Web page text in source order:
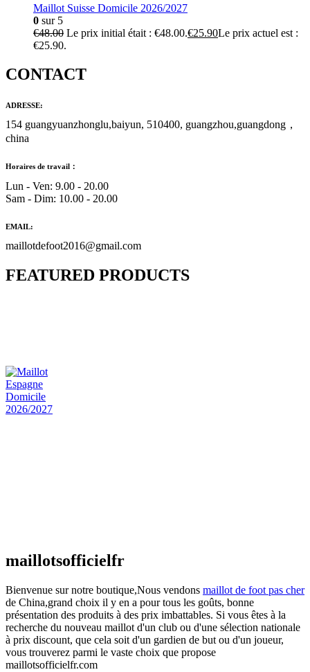
Maillot Suisse Domicile 2026/2027
0 sur 5
€48.00 Le prix initial était : €48.00.€25.90Le prix actuel est :
€25.90.
CONTACT
ADRESSE:
154 guangyuanzhonglu,baiyun, 510400, guangzhou,guangdong，
china
Horaires de travail：
Lun - Ven: 9.00 - 20.00
Sam - Dim: 10.00 - 20.00
EMAIL:
maillotdefoot2016@gmail.com
FEATURED PRODUCTS
maillotsofficielfr
Bienvenue sur notre boutique,Nous vendons maillot de foot pas cher
de China,grand choix il y en a pour tous les goûts, bonne
présentation des produits à des prix imbattables. Si vous êtes à la
recherche du nouveau maillot d'un club ou d'une sélection nationale
à prix discount, que cela soit d'un gardien de but ou d'un joueur,
vous trouverez parmi le vaste choix que propose
maillotsofficielfr.com